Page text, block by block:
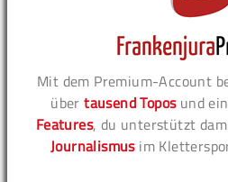
Mit dem Premium-Account
übertausend Toposund
Features, du unterstützt
Journalismusim